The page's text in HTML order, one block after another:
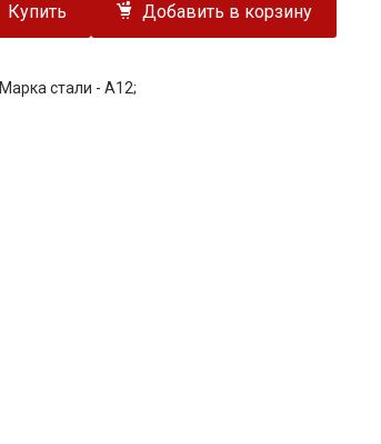
Купить Добавить в корзину
Марка стали - А12;